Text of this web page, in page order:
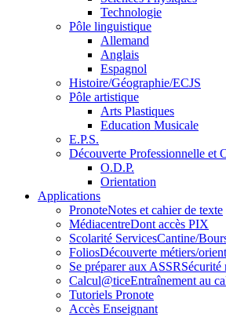
Technologie
Pôle linguistique
Allemand
Anglais
Espagnol
Histoire/Géographie/ECJS
Pôle artistique
Arts Plastiques
Education Musicale
E.P.S.
Découverte Professionnelle et
O.D.P.
Orientation
Applications
PronoteNotes et cahier de texte
MédiacentreDont accès PIX
Scolarité ServicesCantine/
FoliosDécouverte métiers/
Se préparer aux ASSRSécurité
Calcul@ticeEntraînement au
Tutoriels Pronote
Accès Enseignant